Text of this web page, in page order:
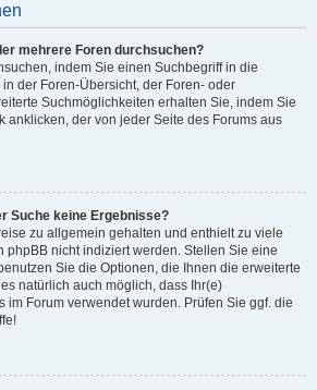
mehrere Foren durchsuchen?
indem Sie einen Suchbegriff in die
der Foren-Übersicht, der Foren- oder
Suchmöglichkeiten erhalten Sie, indem Sie
anklicken, der von jeder Seite des Forums aus
Suche keine Ergebnisse?
zu allgemein gehalten und enthielt zu viele
phpBB nicht indiziert werden. Stellen Sie eine
Sie die Optionen, die Ihnen die erweiterte
natürlich auch möglich, dass Ihr(e)
im Forum verwendet wurden. Prüfen Sie ggf. die